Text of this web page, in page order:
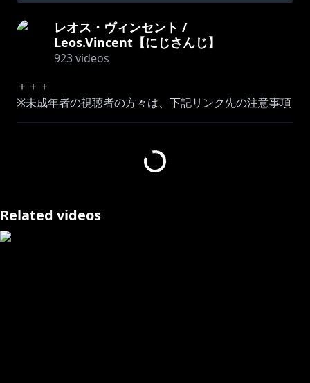
レオス・ヴィンセント /
Leos.Vincent【にじさんじ】
923videos
＋＋＋
※未成年者の視聴者の方々は、下記リンク先の注意事項
Related videos